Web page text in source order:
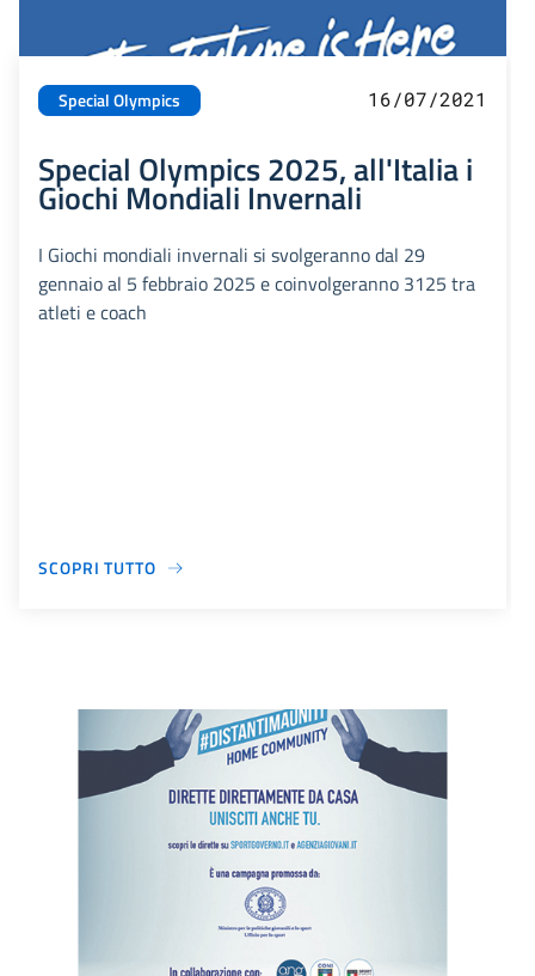
Special Olympics 16/07/2021
Special Olympics 2025, all'Italia i
Giochi Mondiali Invernali
I Giochi mondiali invernali si svolgeranno dal 29
gennaio al 5 febbraio 2025 e coinvolgeranno 3125 tra
atleti e coach
SCOPRI TUTTO